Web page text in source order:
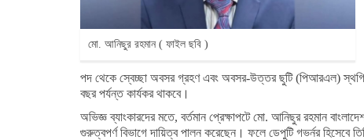
মো. আনিছুর রহমান ( ফাইল ছবি )
পদ থেকে স্বেচ্ছা অবসর গ্রহণ এবং অবসর-উত্তর ছুটি (পিআরএল)
বছর পর্যন্ত কার্যকর থাকবে।
অভিজ্ঞ ব্যাংকারদের মতে, বর্তমান প্রেক্ষাপটে মো. আনিছুর রহমান
গুরুত্বপর্ণ বিভাগে দায়িত্ব পালন করেছেন। ফলে ডেপুটি গভর্নর হিসেবে